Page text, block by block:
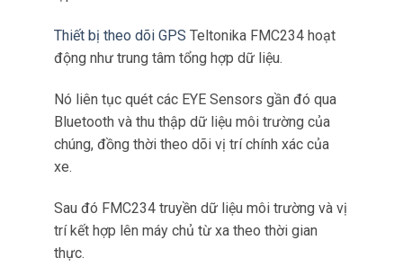
trời nắng 35°C.
Nhờ bằng chứng cụ thể này, công ty yêu cầu
cảng bồi thường và từ đó cảng đầu tư xây nhà
chờ có mái che cho hàng điện tử.